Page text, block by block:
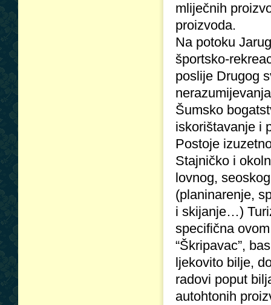
mliječnih
proizvoda.
Na potoku
športsko-
poslije Drugog
Šumsko
iskorištavanje i
Postoje
Stajničko i
lovnog,
(planinarenje,
i skijanje…)
specifična
“Škripavac”,
ljekovito bilje,
radovi poput
autohtonih